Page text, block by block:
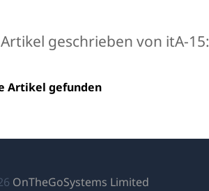
geschrieben von itA-15:
Artikel gefunden
OnTheGoSystems Limited